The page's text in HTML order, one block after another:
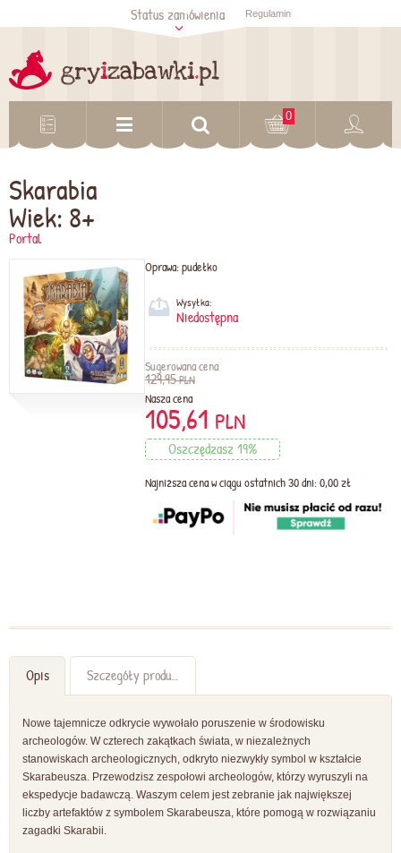
Sprawdź status
zamówienia
Status zamówienia Regulamin
0
Skarabia
Wiek: 8+
Portal
Oprawa:pudełko
Wysyłka:
Niedostępna
Sugerowana cena
129,95PLN
Nasza cena
105,61 PLN
Oszczędzasz 19%
Najniższa cena w ciągu ostatnich 30 dni: 0,00 zł
Opis Szczegóły produktu
Nowe tajemnicze odkrycie wywołało poruszenie w środowisku
archeologów. W czterech zakątkach świata, w niezależnych
stanowiskach archeologicznych, odkryto niezwykły symbol w kształcie
Skarabeusza. Przewodzisz zespołowi archeologów, którzy wyruszyli na
ekspedycje badawczą. Waszym celem jest zebranie jak największej
liczby artefaktów z symbolem Skarabeusza, które pomogą w rozwiązaniu
zagadki Skarabii.